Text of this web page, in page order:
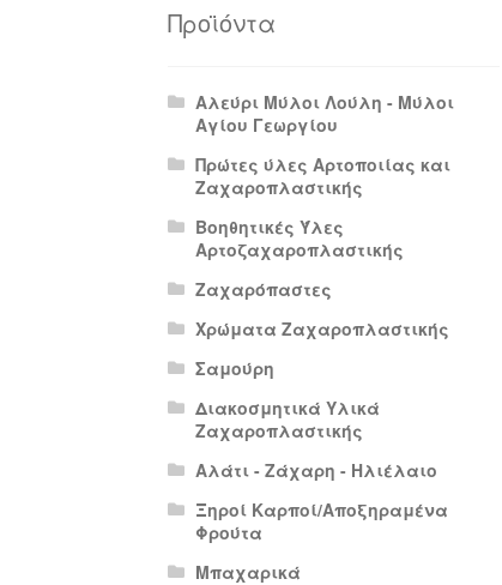
Πολιτική Απορρήτου
Προϊόντα
Αλεύρι Μύλοι Λούλη - Μύλοι
Αγίου Γεωργίου
Πρώτες ύλες Αρτοποιίας και
Ζαχαροπλαστικής
Βοηθητικές Ύλες
Αρτοζαχαροπλαστικής
Ζαχαρόπαστες
Χρώματα Ζαχαροπλαστικής
Σαμούρη
Διακοσμητικά Υλικά
Ζαχαροπλαστικής
Αλάτι - Ζάχαρη - Ηλιέλαιο
Ξηροί Καρποί/Αποξηραμένα
Φρούτα
Μπαχαρικά